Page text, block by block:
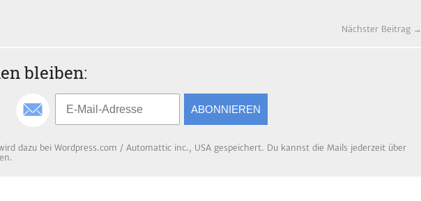
Nächster Beitrag →
bleiben:
ABONNIEREN
dazu bei Wordpress.com / Automattic inc., USA gespeichert. Du kannst die Mails jederzeit über